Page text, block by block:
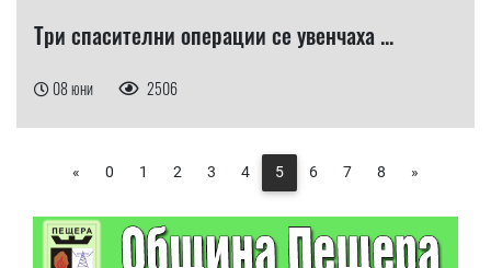
​Три спасителни операции се увенчаха ...
08 юни 2506
« 0 1 2 3 4 5 6 7 8 »